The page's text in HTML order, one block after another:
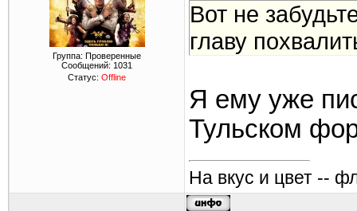
Группа: Проверенные
Сообщений: 1031
Статус: Offline
Вот не
главу
Я ему уже
Тульском
На вкус и цвет --